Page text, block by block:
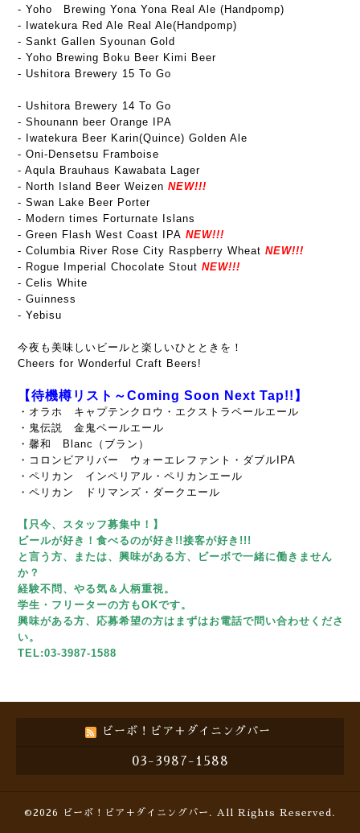
- Yoho Brewing Yona Yona Real Ale (Handpomp)
- Iwatekura Red Ale Real Ale(Handpomp)
- Sankt Gallen Syounan Gold
- Yoho Brewing Boku Beer Kimi Beer
- Ushitora Brewery 15 To Go
- Ushitora Brewery 14 To Go
- Shounann beer Orange IPA
- Iwatekura Beer Karin(Quince) Golden Ale
- Oni-Densetsu Framboise
- Aqula Brauhaus Kawabata Lager
- North Island Beer Weizen NEW!!!
- Swan Lake Beer Porter
- Modern times Forturnate Islans
- Green Flash West Coast IPA NEW!!!
- Columbia River Rose City Raspberry Wheat NEW!!!
- Rogue Imperial Chocolate Stout NEW!!!
- Celis White
- Guinness
- Yebisu
今夜も美味しいビールと楽しいひとときを！
Cheers for Wonderful Craft Beers!
【待機樽リスト～Coming Soon Next Tap!!】
・オラホ キャプテンクロウ・エクストラペールエール
・鬼伝説 金鬼ペールエール
・馨和 Blanc（ブラン）
・コロンビアリバー ウォーエレファント・ダブルIPA
・ペリカン インペリアル・ペリカンエール
・ペリカン ドリマンズ・ダークエール
【只今、スタッフ募集中！】
ビールが好き！食べるのが好き!!接客が好き!!!
と言う方、または、興味がある方、ビーボで一緒に働きません
か？
経験不問、やる気＆人柄重視。
学生・フリーターの方もOKです。
興味がある方、応募希望の方はまずはお電話で問い合わせくださ
い。
TEL:03-3987-1588
ビーボ！ビア＋ダイニングバー
03-3987-1588
©2026 ビーボ！ビア＋ダイニングバー . All Rights Reserved.